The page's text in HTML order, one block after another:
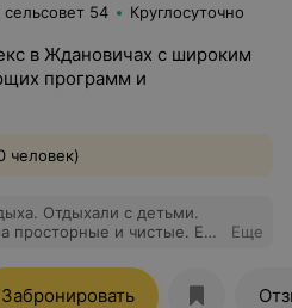
54 Круглосуточно
в Ждановичах с широким
программ и
человек)
Отдыхали с детьми.
просторные и чистые. Еда
персоналу.
раз.
Еще
Забронировать